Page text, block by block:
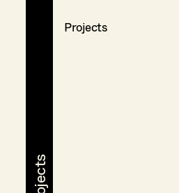
Projects